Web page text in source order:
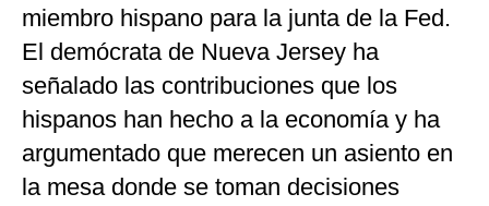
miembro hispano para la junta de la Fed.
El demócrata de Nueva Jersey ha
señalado las contribuciones que los
hispanos han hecho a la economía y ha
argumentado que merecen un asiento en
la mesa donde se toman decisiones